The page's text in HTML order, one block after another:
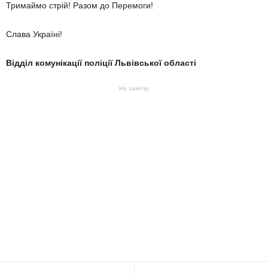
Тримаймо стрій! Разом до Перемоги!
Слава Україні!
Відділ комунікації поліції Львівської області
На замітку